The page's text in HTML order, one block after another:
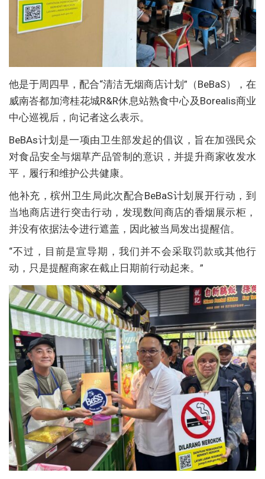
他是于周四早，配合“清洁无烟商店计划”（BeBaS），在
威南峇都加湾桂花城R&R休息站熟食中心及Borealis商业
中心巡视后，向记者这么表示。
BeBAs计划是一项由卫生部发起的倡议，旨在加强民众
对食品安全与烟草产品管制的意识，并提升商家收发水
平，履行和维护公共健康。
他补充，槟州卫生局此次配合BeBaS计划展开行动，到
当地商店进行突击行动，发现数间商店的香烟展示柜，
并没有依据法令进行遮盖，因此被当局发出提醒信。
“不过，目前是宣导期，我们并不会采取罚款或其他行
动，只是提醒商家在截止日期前行动起来。”